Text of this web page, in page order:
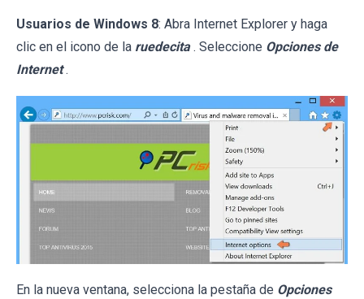
Usuarios de Windows 8: Abra Internet Explorer y haga
clic en el icono de la ruedecita . Seleccione Opciones de
Internet .
En la nueva ventana, selecciona la pestaña de Opciones